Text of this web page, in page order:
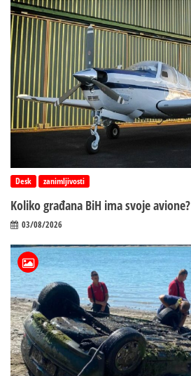
Desk zanimljivosti
Koliko građana BiH ima svoje avione?
03/08/2026